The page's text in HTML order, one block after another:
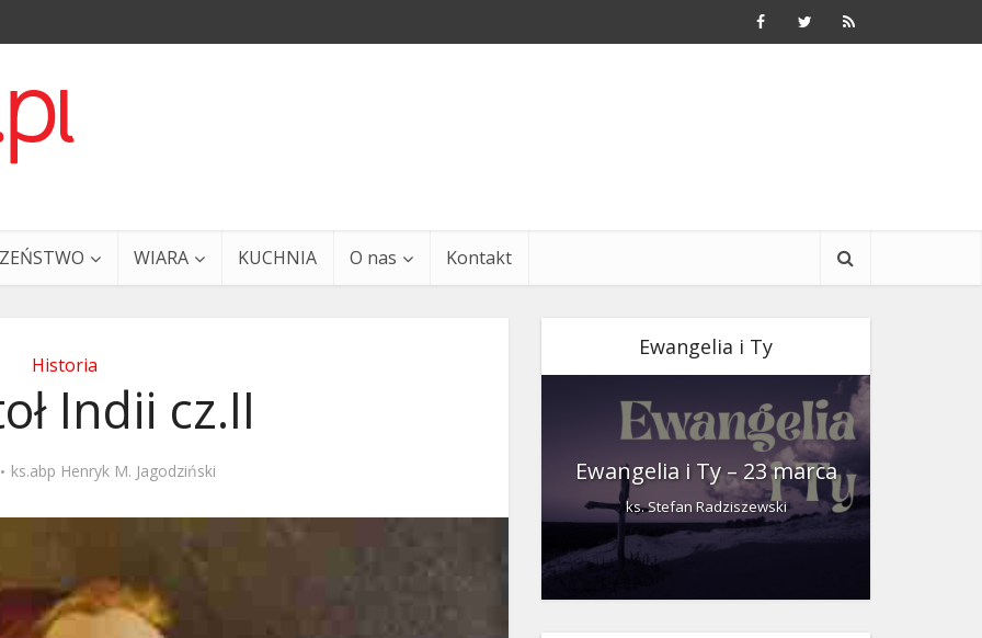
WIARA KUCHNIA O nas Kontakt
Historia
Indii cz.II
ks.abp Henryk M. Jagodziński
Ewangelia i Ty
i Ty – 29 grudnia Ewangelia i Ty – 23 marca
ks. Stefan Radziszewski